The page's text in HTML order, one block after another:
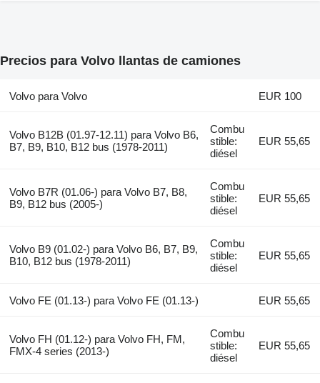
Precios para Volvo llantas de camiones
Volvo para Volvo EUR 100
Volvo B12B (01.97-12.11) para Volvo B6,
B7, B9, B10, B12 bus (1978-2011)
Combu
stible:
diésel
EUR 55,65
Volvo B7R (01.06-) para Volvo B7, B8,
B9, B12 bus (2005-)
Combu
stible:
diésel
EUR 55,65
Volvo B9 (01.02-) para Volvo B6, B7, B9,
B10, B12 bus (1978-2011)
Combu
stible:
diésel
EUR 55,65
Volvo FE (01.13-) para Volvo FE (01.13-) EUR 55,65
Volvo FH (01.12-) para Volvo FH, FM,
FMX-4 series (2013-)
Combu
stible:
diésel
EUR 55,65